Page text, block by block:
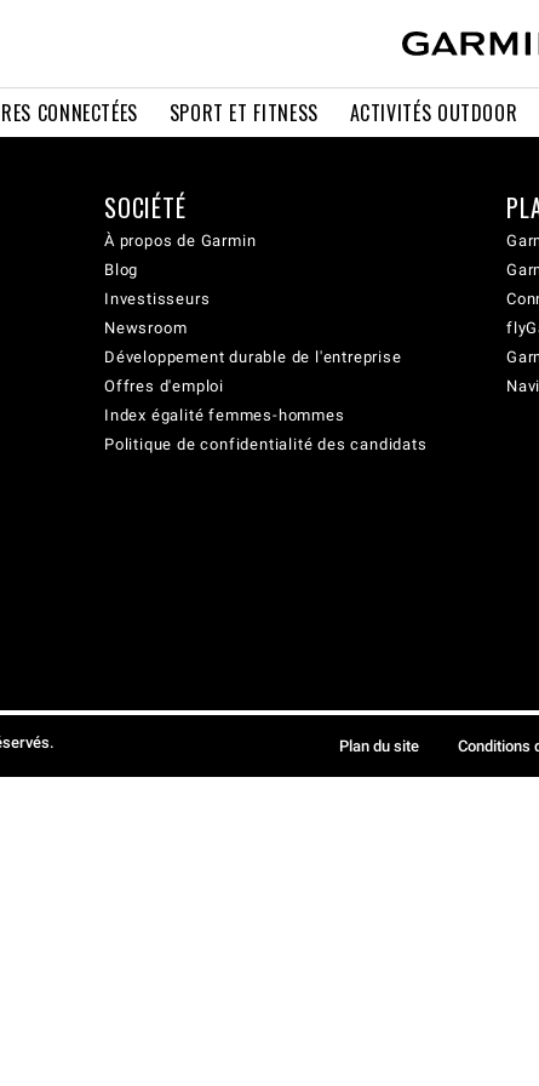
CONNECTÉES SPORT ET FITNESS ACTIVITÉS OUTDOOR
SOCIÉTÉ
À propos de Garmin
Blog
Investisseurs
Newsroom
Développement durable de l'entreprise
Offres d'emploi
Index égalité femmes-hommes
Politique de confidentialité des candidats
Plan du site Conditions